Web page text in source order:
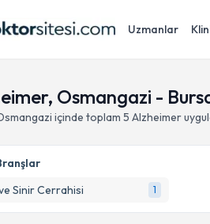
Uzmanlar
Osmangazi -
içinde toplam 5 Alzheimer
Sinir Cerrahisi
1